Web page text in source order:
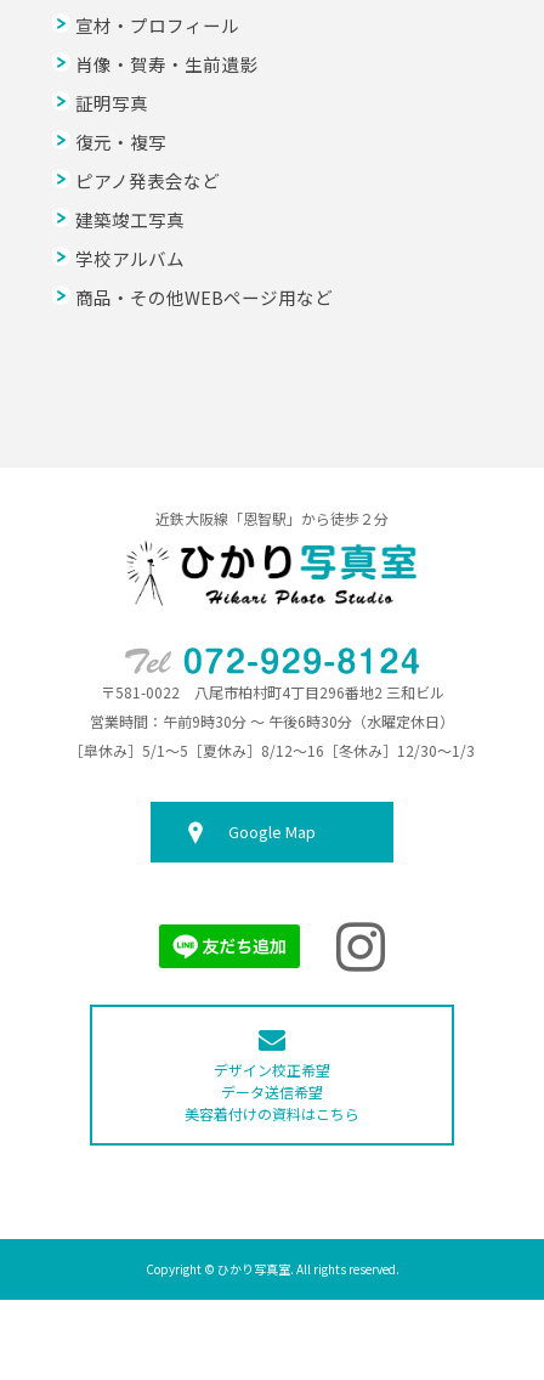
宣材・プロフィール
肖像・賀寿・生前遺影
証明写真
復元・複写
ピアノ発表会など
建築竣工写真
学校アルバム
商品・その他WEBページ用など
近鉄大阪線「恩智駅」から徒歩２分
〒581-0022 八尾市柏村町4丁目296番地2 三和ビル
営業時間：午前9時30分 ～ 午後6時30分（水曜定休日）
［皐休み］5/1～5［夏休み］8/12～16［冬休み］12/30～1/3
Google Map
デザイン校正希望
データ送信希望
美容着付けの資料はこちら
Copyright © ひかり写真室. All rights reserved.